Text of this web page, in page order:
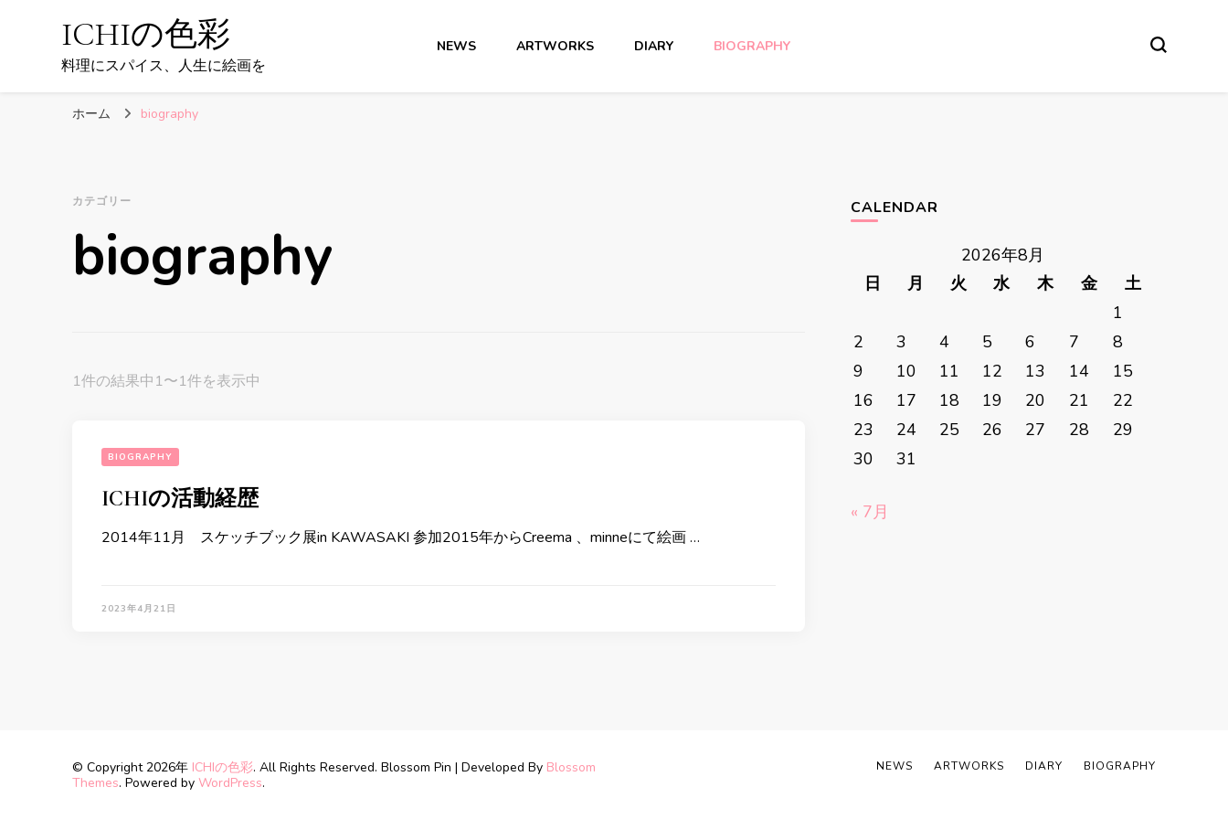
ICHIの色彩
料理にスパイス、人生に絵画を
NEWS ARTWORKS DIARY BIOGRAPHY
ホーム biography
カテゴリー
biography
1件の結果中1〜1件を表示中
BIOGRAPHY
ICHIの活動経歴
2014年11月 スケッチブック展in KAWASAKI 参加2015年からCreema 、minneにて絵画 …
2023年4月21日
CALENDAR
2026年8月
日
月 火 水 木 金
土
1
2
3 4 5 6 7
8
9
10 11 12 13 14
15
16
17 18 19 20 21
22
23
24 25 26 27 28
29
30
31
« 7月
© Copyright 2026年 ICHIの色彩. All Rights Reserved. Blossom Pin | Developed By Blossom
Themes. Powered by WordPress.
NEWS ARTWORKS DIARY BIOGRAPHY